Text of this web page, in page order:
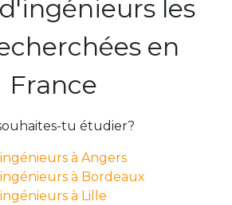
les
en
France
tu étudier?
à Angers
à Bordeaux
à Lille